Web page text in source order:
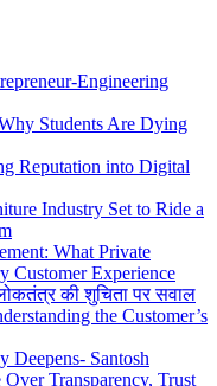
Engineering
Students Are Dying
Reputation into Digital
Industry Set to Ride a
What Private
Customer Experience
की शुचिता पर सवाल
the Customer’s
Deepens- Santosh
Transparency, Trust